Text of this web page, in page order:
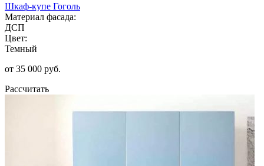
Шкаф-купе Гоголь
Материал фасада:
ДСП
Цвет:
Темный
от 35 000 руб.
Рассчитать